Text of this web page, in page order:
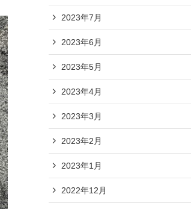
2023年7月
2023年6月
2023年5月
2023年4月
2023年3月
2023年2月
2023年1月
2022年12月